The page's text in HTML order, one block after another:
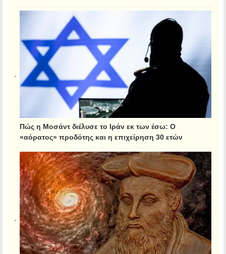
Πώς η Μοσάντ διέλυσε το Ιράν εκ των έσω: Ο
«αόρατος» προδότης και η επιχείρηση 30 ετών